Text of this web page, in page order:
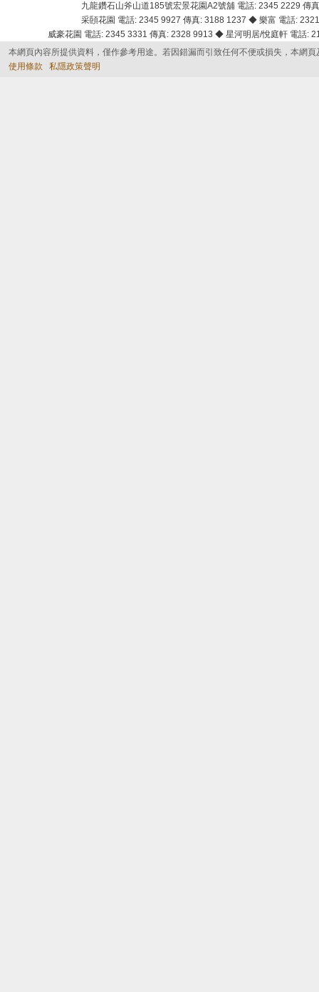
九龍鑽石山斧山道185號宏景花園A2號舖 電話: 2345 2229
采頣花園 電話: 2345 9927 傳真: 3188 1237 ◆ 樂富 電話:
威豪花園 電話: 2345 3331 傳真: 2328 9913 ◆ 星河明居/悅庭軒 電話
本網頁內容所提供資料，僅作參考用途。若因錯漏而引致任何不便或損失，本網
使用條款
私隱政策聲明